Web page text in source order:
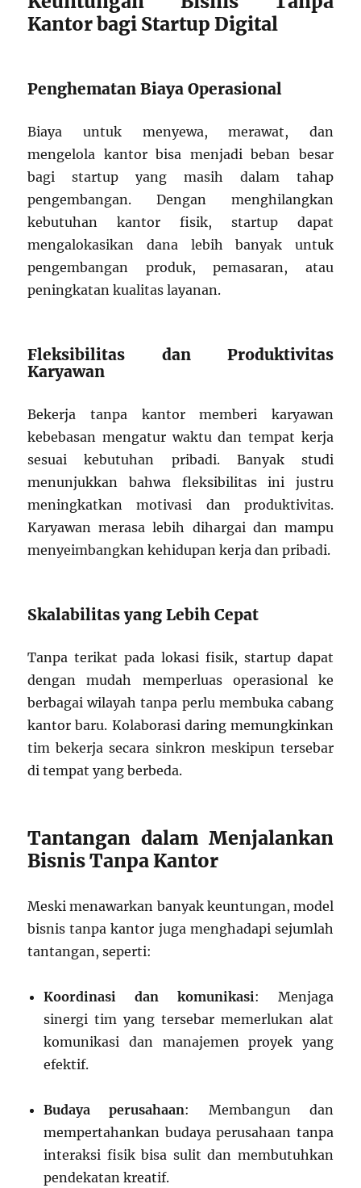
Kantor bagi Startup Digital
Penghematan Biaya Operasional
Biaya untuk menyewa, merawat, dan
mengelola kantor bisa menjadi beban besar
bagi startup yang masih dalam tahap
pengembangan. Dengan menghilangkan
kebutuhan kantor fisik, startup dapat
mengalokasikan dana lebih banyak untuk
pengembangan produk, pemasaran, atau
peningkatan kualitas layanan.
Fleksibilitas dan Produktivitas
Karyawan
Bekerja tanpa kantor memberi karyawan
kebebasan mengatur waktu dan tempat kerja
sesuai kebutuhan pribadi. Banyak studi
menunjukkan bahwa fleksibilitas ini justru
meningkatkan motivasi dan produktivitas.
Karyawan merasa lebih dihargai dan mampu
menyeimbangkan kehidupan kerja dan pribadi.
Skalabilitas yang Lebih Cepat
Tanpa terikat pada lokasi fisik, startup dapat
dengan mudah memperluas operasional ke
berbagai wilayah tanpa perlu membuka cabang
kantor baru. Kolaborasi daring memungkinkan
tim bekerja secara sinkron meskipun tersebar
di tempat yang berbeda.
Tantangan dalam Menjalankan
Bisnis Tanpa Kantor
Meski menawarkan banyak keuntungan, model
bisnis tanpa kantor juga menghadapi sejumlah
tantangan, seperti:
Koordinasi dan komunikasi: Menjaga
sinergi tim yang tersebar memerlukan alat
komunikasi dan manajemen proyek yang
efektif.
Budaya perusahaan: Membangun dan
mempertahankan budaya perusahaan tanpa
interaksi fisik bisa sulit dan membutuhkan
pendekatan kreatif.